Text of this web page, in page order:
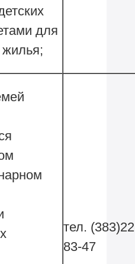
для
жилья;
тел.
83-47